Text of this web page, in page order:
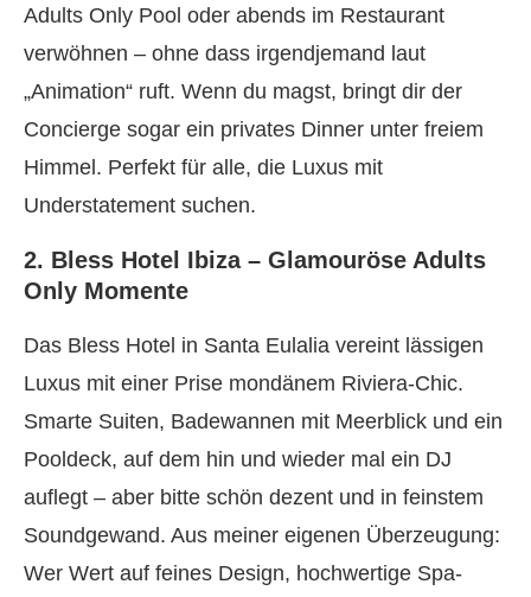
Adults Only Pool oder abends im Restaurant
verwöhnen – ohne dass irgendjemand laut
„Animation“ ruft. Wenn du magst, bringt dir der
Concierge sogar ein privates Dinner unter freiem
Himmel. Perfekt für alle, die Luxus mit
Understatement suchen.
2. Bless Hotel Ibiza – Glamouröse Adults
Only Momente
Das Bless Hotel in Santa Eulalia vereint lässigen
Luxus mit einer Prise mondänem Riviera-Chic.
Smarte Suiten, Badewannen mit Meerblick und ein
Pooldeck, auf dem hin und wieder mal ein DJ
auflegt – aber bitte schön dezent und in feinstem
Soundgewand. Aus meiner eigenen Überzeugung:
Wer Wert auf feines Design, hochwertige Spa-